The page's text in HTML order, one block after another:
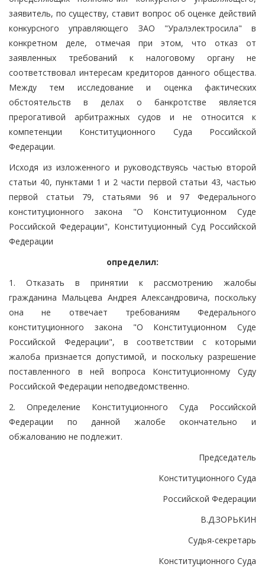
заявитель, по существу, ставит вопрос об оценке действий
конкурсного управляющего ЗАО "Уралэлектросила" в
конкретном деле, отмечая при этом, что отказ от
заявленных требований к налоговому органу не
соответствовал интересам кредиторов данного общества.
Между тем исследование и оценка фактических
обстоятельств в делах о банкротстве является
прерогативой арбитражных судов и не относится к
компетенции Конституционного Суда Российской
Федерации.
Исходя из изложенного и руководствуясь частью второй
статьи 40, пунктами 1 и 2 части первой статьи 43, частью
первой статьи 79, статьями 96 и 97 Федерального
конституционного закона "О Конституционном Суде
Российской Федерации", Конституционный Суд Российской
Федерации
определил:
1. Отказать в принятии к рассмотрению жалобы
гражданина Мальцева Андрея Александровича, поскольку
она не отвечает требованиям Федерального
конституционного закона "О Конституционном Суде
Российской Федерации", в соответствии с которыми
жалоба признается допустимой, и поскольку разрешение
поставленного в ней вопроса Конституционному Суду
Российской Федерации неподведомственно.
2. Определение Конституционного Суда Российской
Федерации по данной жалобе окончательно и
обжалованию не подлежит.
Председатель
Конституционного Суда
Российской Федерации
В.Д.ЗОРЬКИН
Судья-секретарь
Конституционного Суда